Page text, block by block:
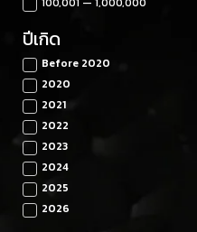
ปีเกิด
Before 2020
2020
2021
2022
2023
2024
2025
2026